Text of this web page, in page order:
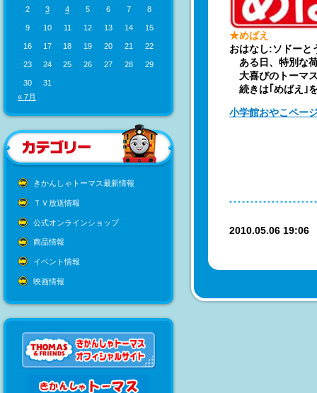
2 3 4 5 6 7 8
9 10 11 12 13 14 15
16 17 18 19 20 21 22
23 24 25 26 27 28 29
30
31
« 7月
きかんしゃトーマス最新情報
ＴＶ放送情報
公式オンラインショップ
商品情報
イベント情報
映画情報
★めばえ
おはなし:ソドーと
ある日、特別な
大喜びのトーマ
続きは｢めばえ｣
小学館おやこペー
2010.05.06